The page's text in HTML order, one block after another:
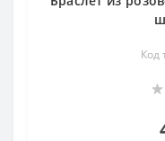
Код